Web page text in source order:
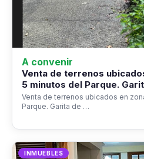
A convenir
Venta de terrenos
5 minutos del Parque.
Venta de terrenos ubicados en
Parque. Garita de …
INMUEBLES